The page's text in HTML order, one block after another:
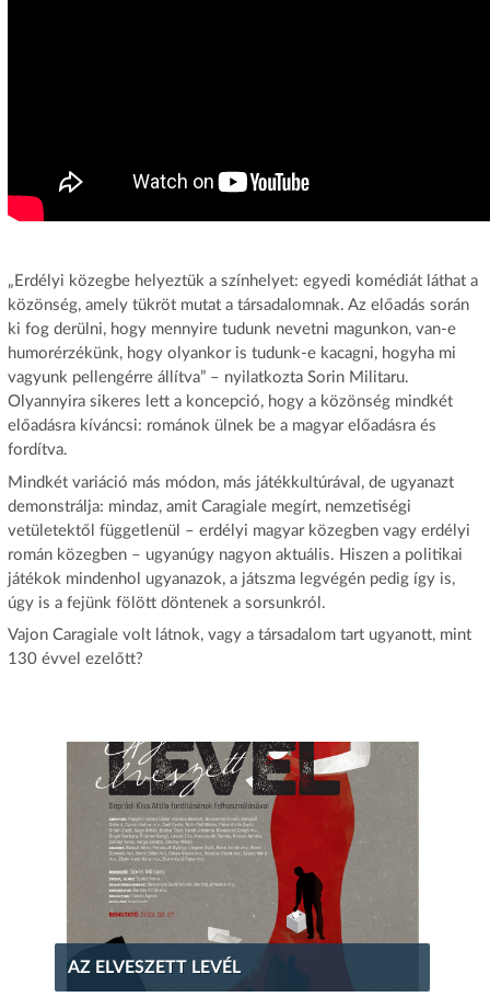
„Erdélyi közegbe helyeztük a színhelyet: egyedi komédiát láthat a
közönség, amely tükröt mutat a társadalomnak. Az előadás során
ki fog derülni, hogy mennyire tudunk nevetni magunkon, van-e
humorérzékünk, hogy olyankor is tudunk-e kacagni, hogyha mi
vagyunk pellengérre állítva” – nyilatkozta Sorin Militaru.
Olyannyira sikeres lett a koncepció, hogy a közönség mindkét
előadásra kíváncsi: románok ülnek be a magyar előadásra és
fordítva.
Mindkét variáció más módon, más játékkultúrával, de ugyanazt
demonstrálja: mindaz, amit Caragiale megírt, nemzetiségi
vetületektől függetlenül – erdélyi magyar közegben vagy erdélyi
román közegben – ugyanúgy nagyon aktuális. Hiszen a politikai
játékok mindenhol ugyanazok, a játszma legvégén pedig így is,
úgy is a fejünk fölött döntenek a sorsunkról.
Vajon Caragiale volt látnok, vagy a társadalom tart ugyanott, mint
130 évvel ezelőtt?
AZ ELVESZETT LEVÉL